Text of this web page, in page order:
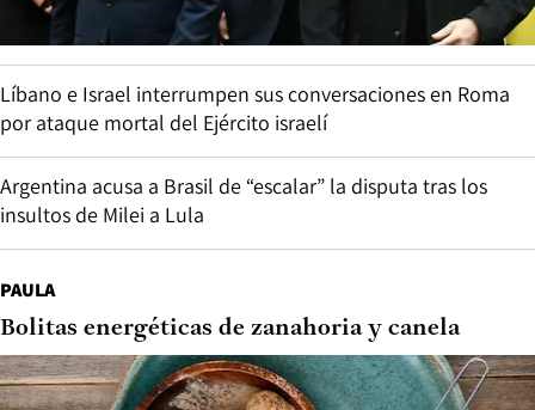
Líbano e Israel interrumpen sus conversaciones en Roma
por ataque mortal del Ejército israelí
Argentina acusa a Brasil de “escalar” la disputa tras los
insultos de Milei a Lula
PAULA
Bolitas energéticas de zanahoria y canela